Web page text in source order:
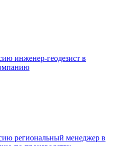
инженер-геодезист в
региональный менеджер в